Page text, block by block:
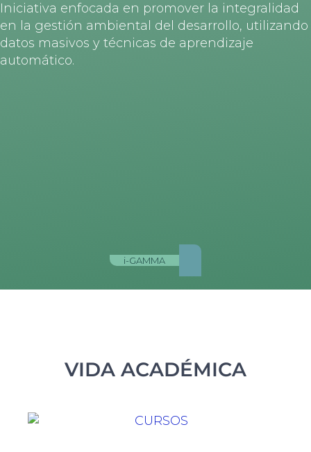
Iniciativa enfocada en promover la integralidad
en la gestión ambiental del desarrollo, utilizando
datos masivos y técnicas de aprendizaje
automático.
i-GAMMA
VIDA ACADÉMICA